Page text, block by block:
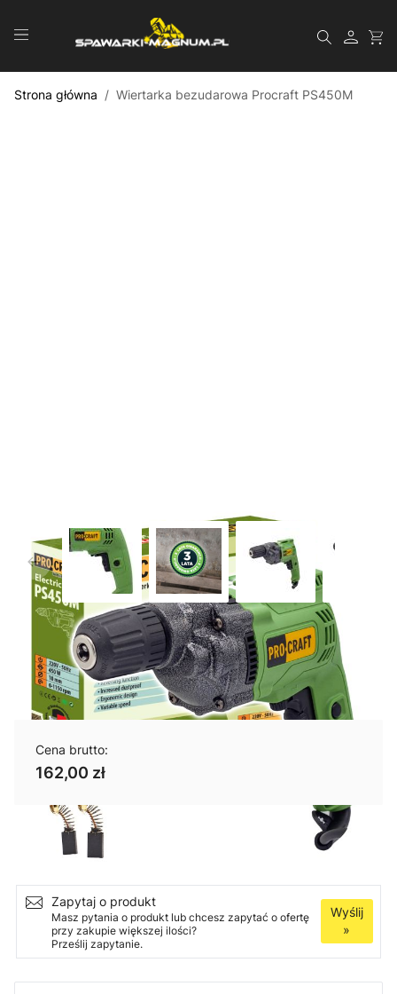
Szukaj
Strona główna / Wiertarka bezudarowa Procraft PS450M
Wiertarka bezudarowa Procraft
PS450M
Cena brutto:
162,00 zł
Zapytaj o produkt
Masz pytania o produkt lub chcesz zapytać o ofertę
przy zakupie większej ilości?
Prześlij zapytanie.
Wyślij
»